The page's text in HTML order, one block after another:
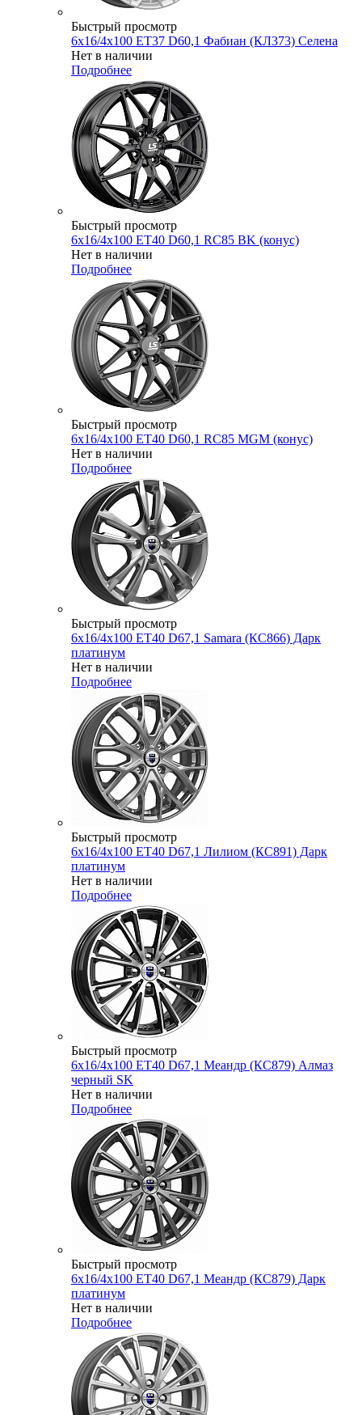
Быстрый просмотр
6x16/4x100 ET37 D60,1 Фабиан (КЛ373) Селена
Нет в наличии
Подробнее
Быстрый просмотр
6x16/4x100 ET40 D60,1 RC85 BK (конус)
Нет в наличии
Подробнее
Быстрый просмотр
6x16/4x100 ET40 D60,1 RC85 MGM (конус)
Нет в наличии
Подробнее
Быстрый просмотр
6x16/4x100 ET40 D67,1 Samara (КС866) Дарк
платинум
Нет в наличии
Подробнее
Быстрый просмотр
6x16/4x100 ET40 D67,1 Лилиом (КС891) Дарк
платинум
Нет в наличии
Подробнее
Быстрый просмотр
6x16/4x100 ET40 D67,1 Меандр (КС879) Алмаз
черный SK
Нет в наличии
Подробнее
Быстрый просмотр
6x16/4x100 ET40 D67,1 Меандр (КС879) Дарк
платинум
Нет в наличии
Подробнее